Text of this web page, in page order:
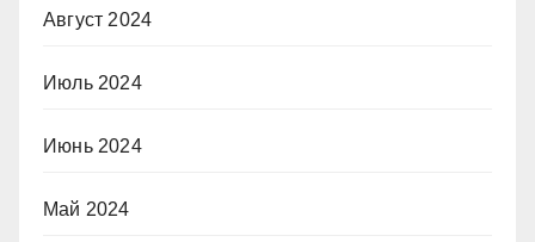
Август 2024
Июль 2024
Июнь 2024
Май 2024